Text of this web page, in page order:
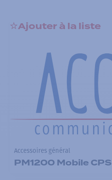
Ajouter à la liste
Accessoires général
PM1200 Mobile CPS